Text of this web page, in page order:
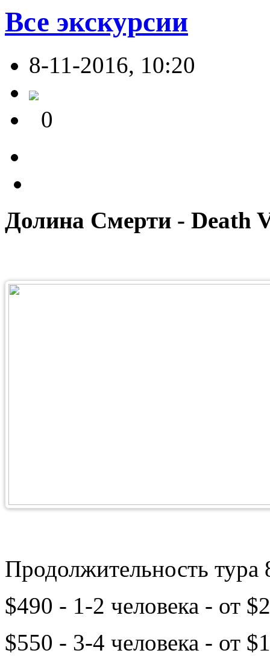
Все экскурсии
8-11-2016, 10:20
0
Долина Смерти - Death
Продолжительность тура
$490 - 1-2 человека - от
$550 - 3-4 человека - от